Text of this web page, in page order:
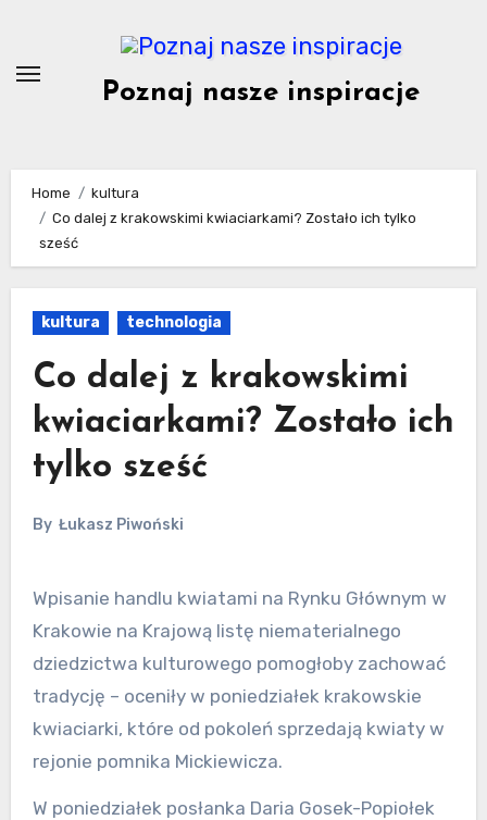
content
Poznaj nasze inspiracje
Home
kultura
Co dalej z krakowskimi kwiaciarkami? Zostało ich tylko
sześć
kultura technologia
Co dalej z krakowskimi
kwiaciarkami? Zostało ich
tylko sześć
By Łukasz Piwoński
Wpisanie handlu kwiatami na Rynku Głównym w
Krakowie na Krajową listę niematerialnego
dziedzictwa kulturowego pomogłoby zachować
tradycję – oceniły w poniedziałek krakowskie
kwiaciarki, które od pokoleń sprzedają kwiaty w
rejonie pomnika Mickiewicza.
W poniedziałek posłanka Daria Gosek-Popiołek